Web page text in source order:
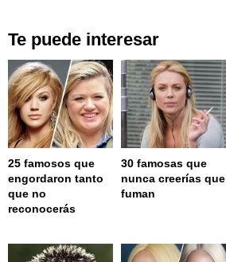
Te puede interesar
25 famosos que
engordaron tanto
que no
reconocerás
30 famosas que
nunca creerías que
fuman